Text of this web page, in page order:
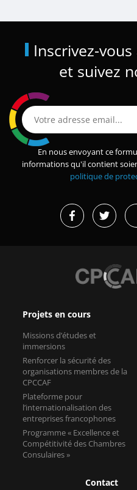
Inscrivez-vous
et suivez
En nous envoyant ce
informations qu'il contient
politique de
Projets en cours
Missions d’études et
immersions
Renforcer la sécurité des
organisations membres de la
CPCCAF
Plateforme pour
l’internationalisation des
entreprises francophones
Programme « Excellence et
Compétitivité des Chambres
Consulaires »
Contact